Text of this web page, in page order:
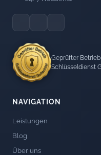
Geprüfter
Schlüsseldienst
NAVIGATION
Leistungen
Blog
Über uns